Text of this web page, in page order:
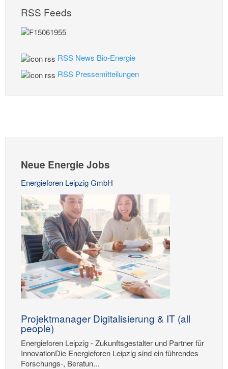
RSS Feeds
RSS News Bio-Energie
RSS Pressemitteilungen
Neue Energie Jobs
Energieforen Leipzig GmbH
Projektmanager Digitalisierung & IT (all
people)
Energieforen Leipzig - Zukunftsgestalter und Partner für
InnovationDie Energieforen Leipzig sind ein führendes
Forschungs-, Beratun...